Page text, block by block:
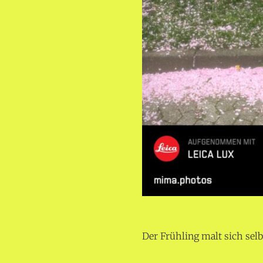
Der Frühling malt sich